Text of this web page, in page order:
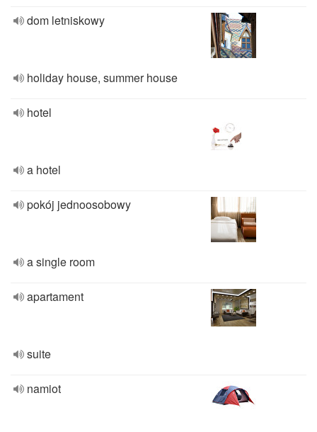
dom letniskowy
holiday house, summer house
hotel
a hotel
pokój jednoosobowy
a single room
apartament
suite
namiot